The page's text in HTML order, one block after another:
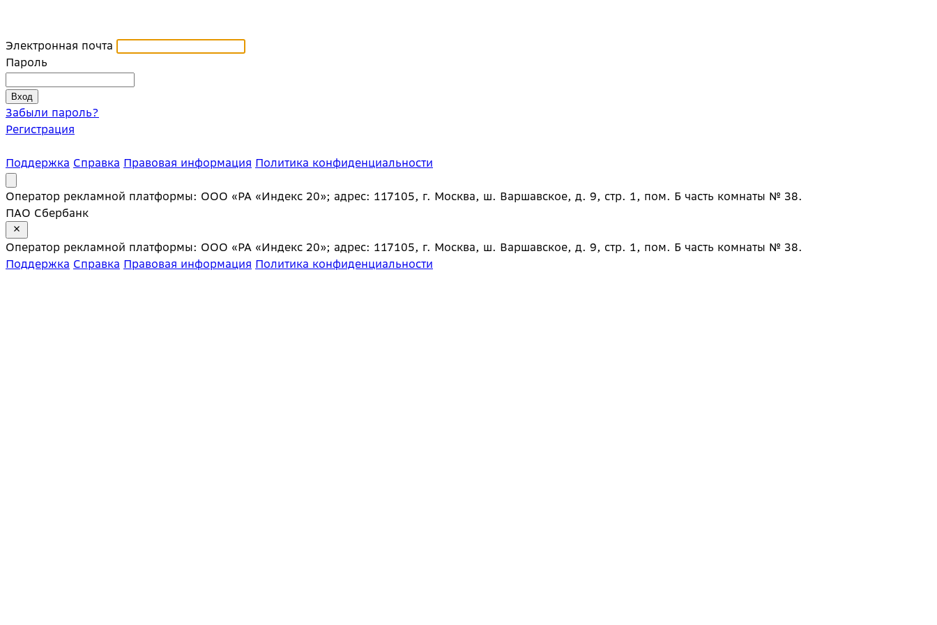
Электронная почта
Пароль
Забыли пароль?
Регистрация
Поддержка Справка Правовая информация Политика конфиденциальности
Оператор рекламной платформы: ООО «РА «Индекс 20»; адрес: 117105, г. Москва, ш. Варшавское, д. 9, стр. 1, пом. Б часть комнаты № 38.
ПАО Сбербанк
Оператор рекламной платформы: ООО «РА «Индекс 20»; адрес: 117105, г. Москва, ш. Варшавское, д. 9, стр. 1, пом. Б часть комнаты № 38.
Поддержка Справка Правовая информация Политика конфиденциальности